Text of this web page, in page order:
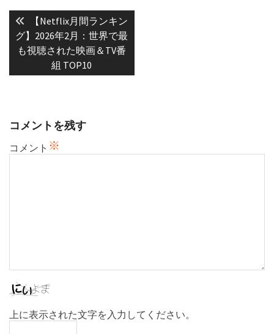
稿
ナ
ビ
ン
Previous
post:
【Netflix月間ランキン
グ】2026年2月：世界で最
も視聴された映画＆TV番
組 TOP10
コメントを残す
コメント ※
上に表示された文字を入力してください。